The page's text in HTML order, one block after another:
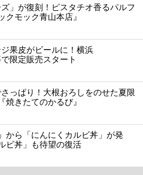
」が復刻！ピスタチオ香るパルフ
クモック青山本店』
果皮がビールに！横浜
限定販売スタート
っぱり！大根おろしをのせた夏限
焼きたてのかるび』
から「にんにくカルビ丼」が発
ビ丼」も待望の復活